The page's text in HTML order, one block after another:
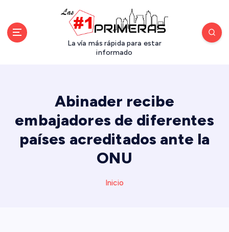
La vía más rápida para estar
informado
Abinader recibe
embajadores de diferentes
países acreditados ante la
ONU
Inicio